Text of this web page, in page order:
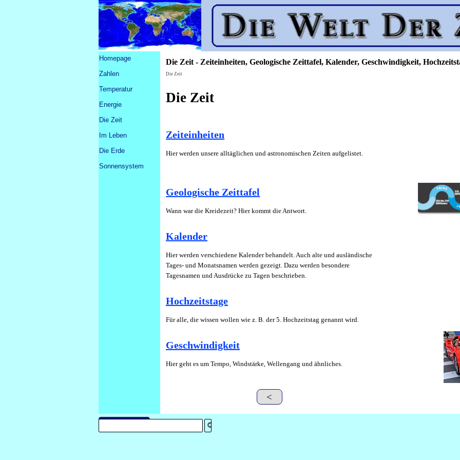
Menü überspringen
Homepage
Zahlen
Temperatur
Energie
Die Zeit
Im Leben
Die Erde
Sonnensystem
Die Zeit - Zeiteinheiten, Geologische Zeittafel, Kalender, Geschwindigkeit,
Die Zeit
Die Zeit
Zeiteinheiten
Hier werden unsere alltäglichen und astronomischen Zeiten aufgelistet.
Geologische Zeittafel
Wann war die Kreidezeit? Hier kommt die Antwort.
Kalender
Hier werden verschiedene Kalender behandelt. Auch alte und ausländische
Tages- und Monatsnamen werden gezeigt. Dazu werden besondere
Tagesnamen und Ausdrücke zu Tagen beschrieben.
Hochzeitstage
Für alle, die wissen wollen wie z. B. der 5. Hochzeitstag genannt wird.
Geschwindigkeit
Hier geht es um Tempo, Windstärke, Wellengang und ähnliches.
<